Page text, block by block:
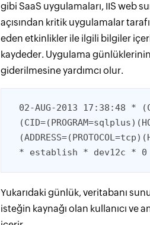
gibi SaaS uygulamaları, IIS web
açısından kritik uygulamalar
eden etkinlikler ile ilgili bilgiler
kaydeder. Uygulama
giderilmesine yardımcı olur.
02-AUG-2013 17:38:48 *
* establish * dev12c * 0
Yukarıdaki günlük, veritabanı
isteğin kaynağı olan kullanıcı ve